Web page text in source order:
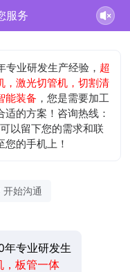
服务
业研发生产经验， 超
，激光切管机，切割清
能装备 ，您是需要加工
的方案！咨询热线：
以留下您的需求和联
的手机上！
始沟通
年专业研发生
，板管一体